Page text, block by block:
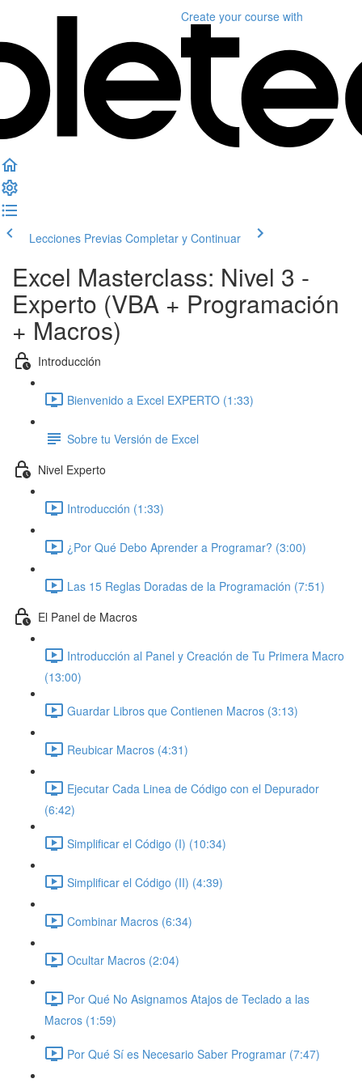
Create your course with
Lecciones Previas Completar y Continuar
Excel Masterclass: Nivel 3 -
Experto (VBA + Programación
+ Macros)
Introducción
Bienvenido a Excel EXPERTO (1:33)
Sobre tu Versión de Excel
Nivel Experto
Introducción (1:33)
¿Por Qué Debo Aprender a Programar? (3:00)
Las 15 Reglas Doradas de la Programación (7:51)
El Panel de Macros
Introducción al Panel y Creación de Tu Primera Macro
(13:00)
Guardar Libros que Contienen Macros (3:13)
Reubicar Macros (4:31)
Ejecutar Cada Linea de Código con el Depurador
(6:42)
Simplificar el Código (I) (10:34)
Simplificar el Código (II) (4:39)
Combinar Macros (6:34)
Ocultar Macros (2:04)
Por Qué No Asignamos Atajos de Teclado a las
Macros (1:59)
Por Qué Sí es Necesario Saber Programar (7:47)